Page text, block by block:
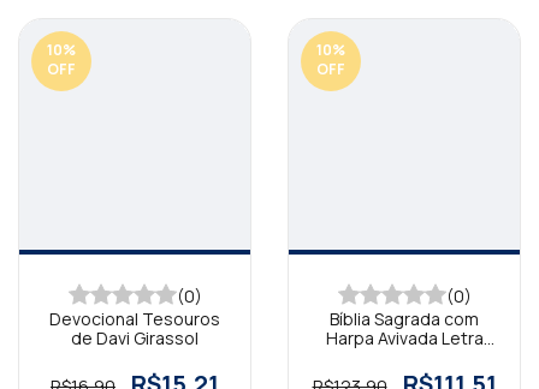
10%
OFF
(0)
Devocional Tesouros
de Davi Girassol
10%
OFF
(0)
Bíblia Sagrada com
Harpa Avivada Letra
Marrom